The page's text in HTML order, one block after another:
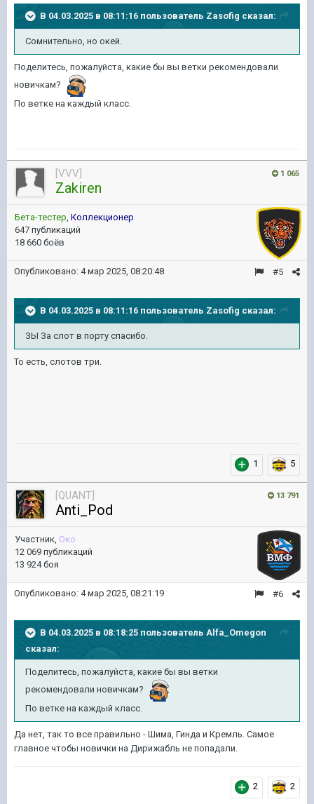
В 04.03.2025 в 08:11:16 пользователь Zasofig сказал:
Сомнительно, но окей.
Поделитесь, пожалуйста, какие бы вы ветки рекомендовали
новичкам?
По ветке на каждый класс.
1 065
[VVV]
Zakiren
Бета-тестер, Коллекционер
647 публикаций
18 660 боёв
#5
Опубликовано: 4 мар 2025, 08:20:48
В 04.03.2025 в 08:11:16 пользователь Zasofig сказал:
ЗЫ За слот в порту спасибо.
То есть, слотов три.
1 5
13 791
[QUANT]
Anti_Pod
Участник, Око
12 069 публикаций
13 924 боя
#6
Опубликовано: 4 мар 2025, 08:21:19
В 04.03.2025 в 08:18:25 пользователь Alfa_Omegon
сказал:
Поделитесь, пожалуйста, какие бы вы ветки
рекомендовали новичкам?
По ветке на каждый класс.
Да нет, так то все правильно - Шима, Гинда и Кремль. Самое
главное чтобы новички на Дирижабль не попадали.
2 2